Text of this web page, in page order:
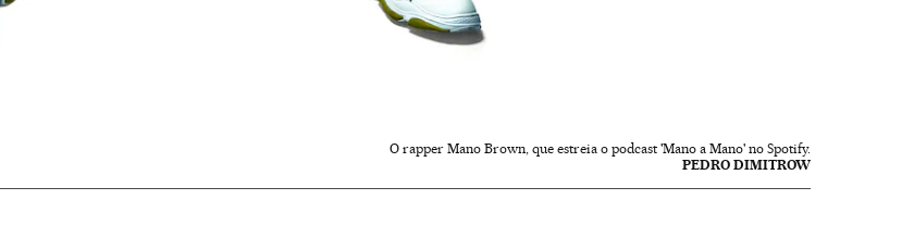
O rapper Mano Brown, que estreia o podcast 'Mano a Mano' no Spotify.
PEDRO DIMITROW